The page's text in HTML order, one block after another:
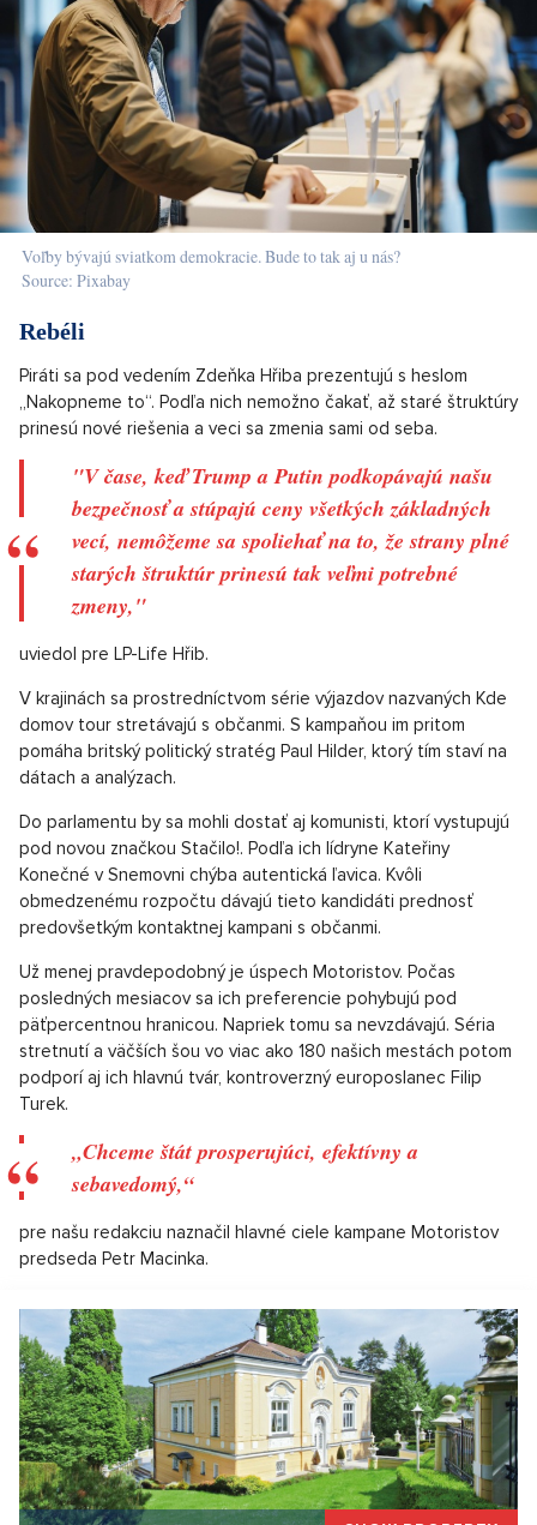
Voľby bývajú sviatkom demokracie. Bude to tak aj u nás?
Source: Pixabay
Rebéli
Piráti sa pod vedením Zdeňka Hřiba prezentujú s heslom
„Nakopneme to“. Podľa nich nemožno čakať, až staré štruktúry
prinesú nové riešenia a veci sa zmenia sami od seba.
"V čase, keď Trump a Putin podkopávajú našu
bezpečnosť a stúpajú ceny všetkých základných
vecí, nemôžeme sa spoliehať na to, že strany plné
starých štruktúr prinesú tak veľmi potrebné
zmeny,"
uviedol pre LP-Life Hřib.
V krajinách sa prostredníctvom série výjazdov nazvaných Kde
domov tour stretávajú s občanmi. S kampaňou im pritom
pomáha britský politický stratég Paul Hilder, ktorý tím staví na
dátach a analýzach.
Do parlamentu by sa mohli dostať aj komunisti, ktorí vystupujú
pod novou značkou Stačilo!. Podľa ich lídryne Kateřiny
Konečné v Snemovni chýba autentická ľavica. Kvôli
obmedzenému rozpočtu dávajú tieto kandidáti prednosť
predovšetkým kontaktnej kampani s občanmi.
Už menej pravdepodobný je úspech Motoristov. Počas
posledných mesiacov sa ich preferencie pohybujú pod
päťpercentnou hranicou. Napriek tomu sa nevzdávajú. Séria
stretnutí a väčších šou vo viac ako 180 našich mestách potom
podporí aj ich hlavnú tvár, kontroverzný europoslanec Filip
Turek.
„Chceme štát prosperujúci, efektívny a
sebavedomý,“
pre našu redakciu naznačil hlavné ciele kampane Motoristov
predseda Petr Macinka.